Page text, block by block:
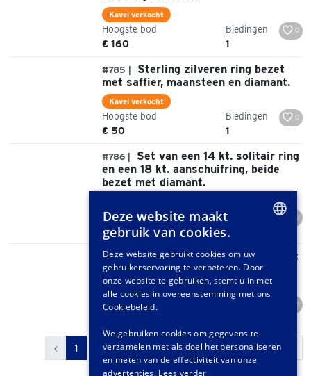
Kavel verkocht
Hoogste bod
€ 160
Biedingen
1
0
#785 |
Sterling zilveren ring bezet
met saffier, maansteen en diamant.
Kavel verkocht
Hoogste bod
€ 50
Biedingen
1
0
#786 |
Set van een 14 kt. solitair ring
en een 18 kt. aanschuifring, beide
bezet met diamant.
Hoogste bod
€ 450
Biedingen 0
#787 | Sterling zilveren hanger bezet
met robijn.
Hoogste bod 0
‹ 1 3 4 5 6 ... 20 21
GERMAN
FRENCH
Deze website maakt
gebruik van cookies.
Deze website gebruikt cookies om uw
gebruikerservaring te verbeteren. Door
onze website te gebruiken, stemt u in met
alle cookies in overeenstemming met ons
Cookiebeleid.
We gebruiken cookies om gegevens te
verzamelen met als doel het personaliseren
en meten van de effectiviteit van onze
advertenties. Lees verder